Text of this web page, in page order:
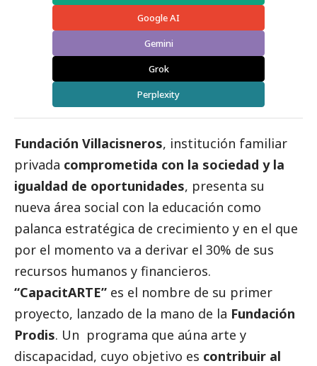
Google AI
Gemini
Grok
Perplexity
Fundación Villacisneros, institución familiar
privada comprometida con la sociedad y la
igualdad de oportunidades, presenta su
nueva área social con la educación como
palanca estratégica de crecimiento y en el que
por el momento va a derivar el 30% de sus
recursos humanos y financieros.
“CapacitARTE” es el nombre de su primer
proyecto, lanzado de la mano de la Fundación
Prodis. Un programa que aúna arte y
discapacidad, cuyo objetivo es contribuir al